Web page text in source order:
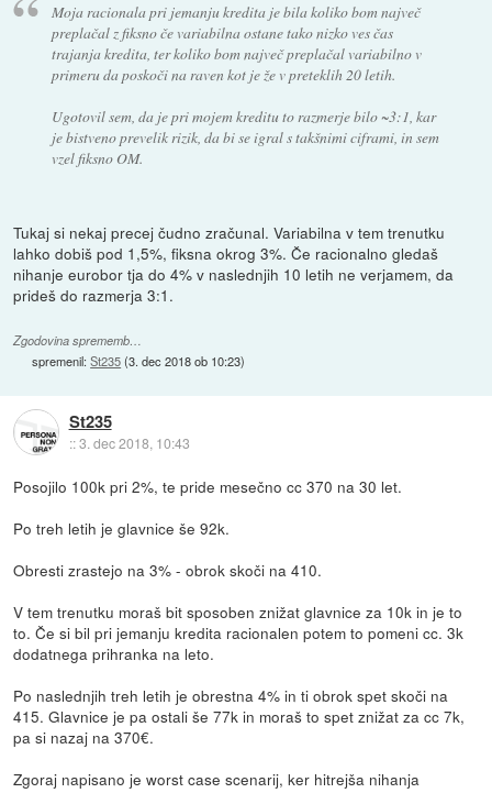
Moja racionala pri jemanju kredita je bila koliko bom največ
preplačal z fiksno če variabilna ostane tako nizko ves čas
trajanja kredita, ter koliko bom največ preplačal variabilno v
primeru da poskoči na raven kot je že v preteklih 20 letih.
Ugotovil sem, da je pri mojem kreditu to razmerje bilo ~3:1, kar
je bistveno prevelik rizik, da bi se igral s takšnimi ciframi, in sem
vzel fiksno OM.
Tukaj si nekaj precej čudno zračunal. Variabilna v tem trenutku
lahko dobiš pod 1,5%, fiksna okrog 3%. Če racionalno gledaš
nihanje eurobor tja do 4% v naslednjih 10 letih ne verjamem, da
prideš do razmerja 3:1.
Zgodovina sprememb…
spremenil:St235(3. dec 2018 ob 10:23)
St235
::3. dec 2018, 10:43
Posojilo 100k pri 2%, te pride mesečno cc 370 na 30 let.
Po treh letih je glavnice še 92k.
Obresti zrastejo na 3% - obrok skoči na 410.
V tem trenutku moraš bit sposoben znižat glavnice za 10k in je to
to. Če si bil pri jemanju kredita racionalen potem to pomeni cc. 3k
dodatnega prihranka na leto.
Po naslednjih treh letih je obrestna 4% in ti obrok spet skoči na
415. Glavnice je pa ostali še 77k in moraš to spet znižat za cc 7k,
pa si nazaj na 370€.
Zgoraj napisano je worst case scenarij, ker hitrejša nihanja